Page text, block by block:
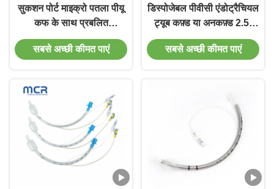
सुकशन पोर्ट माइक्रो पतला पीयू
कफ के साथ प्रबलित
डिस्पोजेबल एंडोट्रैचियल ट्यूब
सबसे अच्छी कीमत पाएं
डिस्पोजेबल पीवीसी एंडोट्रैचियल
ट्यूब कफ़्ड या अनकफ़्ड 2.5-
10.0 मिमी
सबसे अच्छी कीमत पाएं